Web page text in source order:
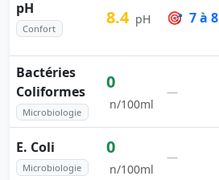
pH
Confort
8.4 pH 🎯 7 à 8
Bactéries
Coliformes
Microbiologie
0
n/100ml
—
E. Coli
Microbiologie
0
n/100ml
—